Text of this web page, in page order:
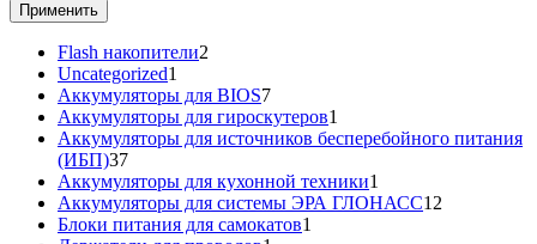
Применить
Flash накопители2
Uncategorized1
товар
Аккумуляторы для BIOS77
товаров
Аккумуляторы для гироскутеров1
товар
Аккумуляторы для источников бесперебойного питания
(ИБП)3737
товаров
Аккумуляторы для кухонной техники1
товар
Аккумуляторы для системы ЭРА ГЛОНАСС12
Блоки питания для самокатов1